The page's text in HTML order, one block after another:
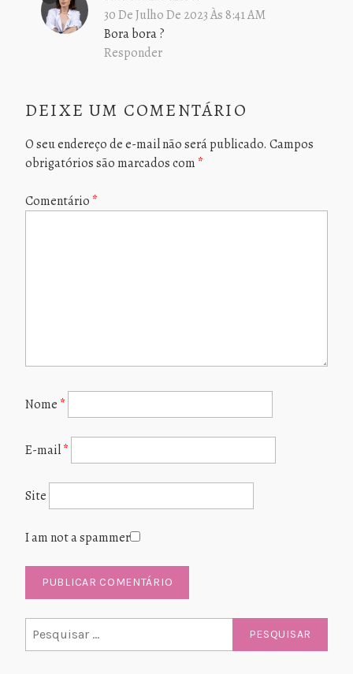
30 De Julho De 2023 Às 8:41 AM
Bora bora ?
Responder
DEIXE UM COMENTÁRIO
O seu endereço de e-mail não será publicado. Campos
obrigatórios são marcados com *
Comentário *
Nome *
E-mail*
Site
I am not a spammer
por: